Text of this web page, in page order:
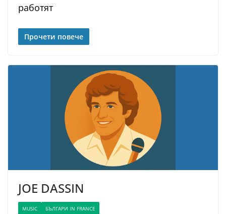
работят
Прочети повече
JOE DASSIN
MUSIC БЪЛГАРИ IN FRANCE